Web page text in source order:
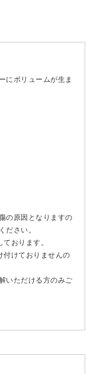
にボリュームが生ま
の原因となりますの
ださい。
おります。
けておりませんの
いただける方のみご